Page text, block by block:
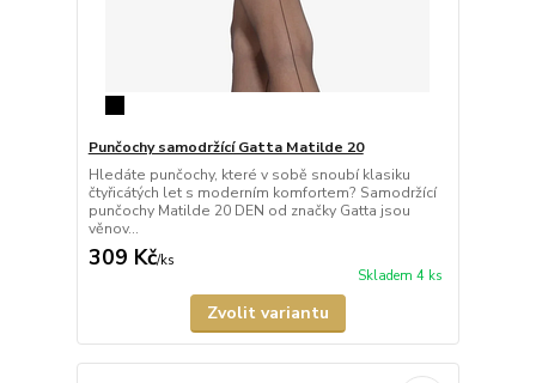
Punčochy samodržící Gatta Matilde 20
Hledáte punčochy, které v sobě snoubí klasiku
čtyřicátých let s moderním komfortem? Samodržící
punčochy Matilde 20 DEN od značky Gatta jsou
věnov...
309 Kč/ks
Skladem 4 ks
Zvolit variantu